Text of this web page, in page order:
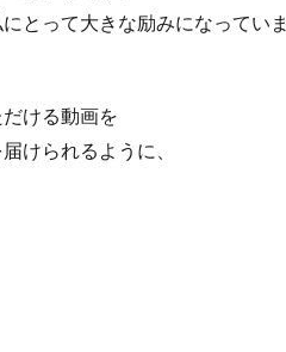
とって大きな励みになっていま
ける動画を
けられるように、